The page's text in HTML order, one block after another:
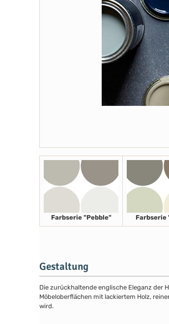
Farbserie "Pebble" Farbserie
Gestaltung
Die zurückhaltende englische Eleganz der
Möbeloberflächen mit lackiertem Holz,
wird.